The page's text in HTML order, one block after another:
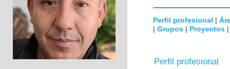
Perfil profesional |
| Grupos | Proyectos
Perfil profesional